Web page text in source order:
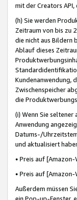
mit der Creators
(h) Sie werden
Zeitraum von bis zu
die nicht aus Bildern
Ablauf dieses
Kundenanwendung,
Zwischenspeicher
die
(i) Wenn Sie
Anwendung
Datums-/
und aktualisiert
• Preis auf
• Preis auf
Außerdem müssen
ein Pop-up-Fenster,